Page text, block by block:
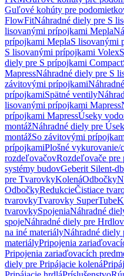
Guľové kohúty pre
FlowFitNáhradné diely pre S
lisovanými prípojkami Mepla
prípojkami MeplaS lisovanými
S lisovanými prípojkami Volex
diely pre S prípojkami Compact
MapressNáhradné diely pre S
závitovými prípojkami
prípojkamiSpätné ventily
lisovanými prípojkami Mapress
prípojkami MapressÚseky
montážNáhradné diely pre
montážSo závitovými
prípojkamiPlošné vykurovanie/
rozdeľovačovRozdeľovače pre
systémy budovGeberit Silent-
pre TvarovkyKolenáOdbočky
OdbočkyRedukcieČistiace
tvarovkyTvarovky SuperTube
tvarovkySpojeniaNáhradné
spojeNáhradné diely pre
na iné materiályNáhradné diely
materiályPripojenia
Pripojenia zariaďovacích
diely pre Pripájacie kolená